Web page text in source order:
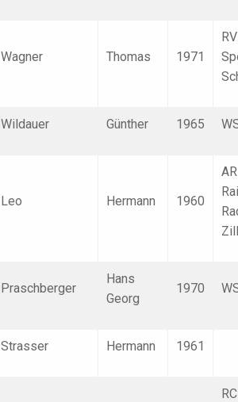
Wagner Thomas 1971
Wildauer Günther 1965
Leo Hermann 1960
Praschberger
Hans
Georg
1970
Strasser Hermann 1961
RC